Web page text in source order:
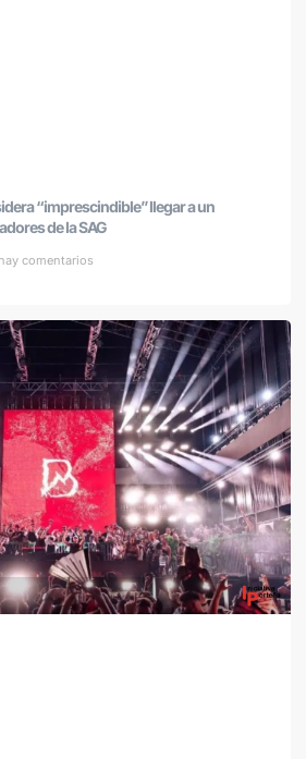
“imprescindible” llegar a un
de la SAG
comentarios